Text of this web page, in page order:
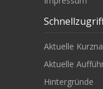
Aktuelle
Aktuelle
Hintergründe